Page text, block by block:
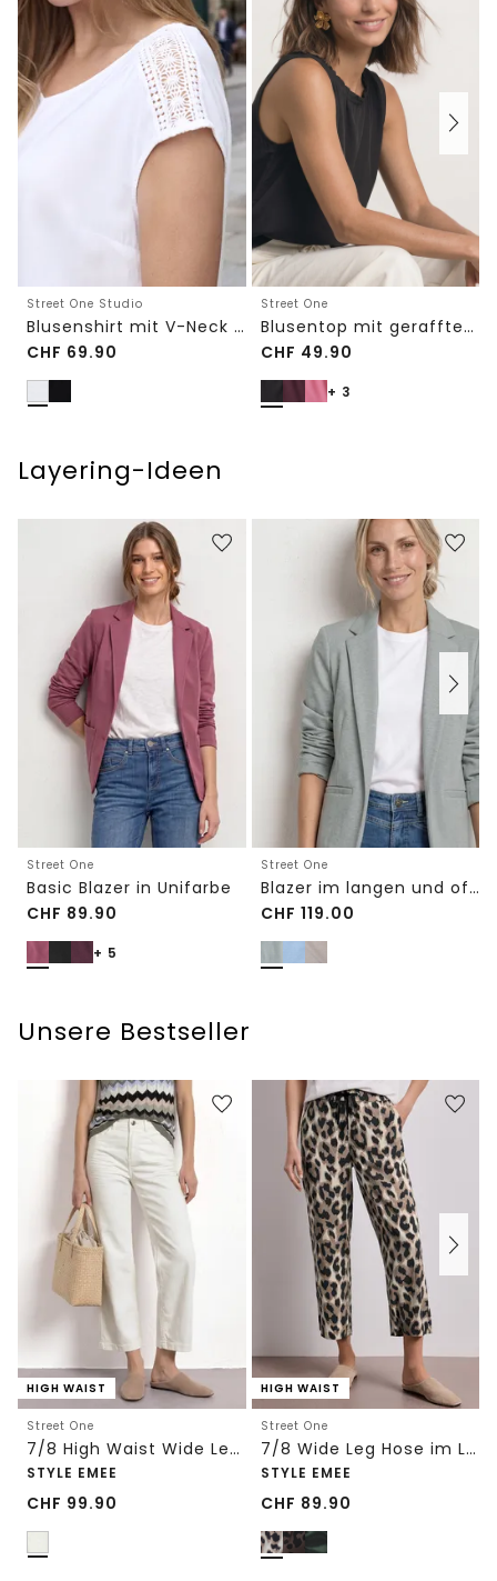
Street One Studio
Blusenshirt mit V-Neck und Spitze
CHF 69.90
Street One
Blusentop mit gerafftem Rundhals
CHF 49.90
+ 3
Layering-Ideen
Street One
Basic Blazer in Unifarbe
CHF 89.90
+ 5
Street One
Blazer im langen und offenen Schnitt
CHF 119.00
Unsere Bestseller
HIGH WAIST
Street One
7/8 High Waist Wide Leg Jeans im Loose Fit
STYLE EMEE
CHF 99.90
HIGH WAIST
Street One
7/8 Wide Leg Hose im Loose Fit mit Print
STYLE EMEE
CHF 89.90